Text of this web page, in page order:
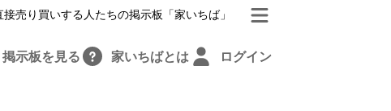
売り買いする人たちの掲示板「家いちば」
掲示板を見る 家いちばとは ログイン